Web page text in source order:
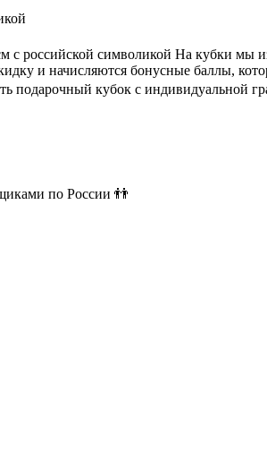
российской символикой На кубки мы
и начисляются бонусные баллы,
подарочный кубок с индивидуальной
по России 👬